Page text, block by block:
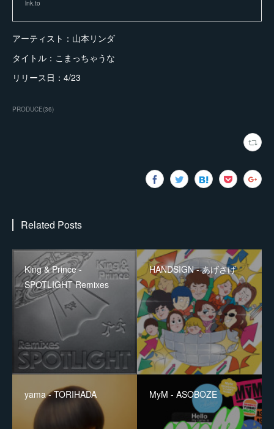
lnk.to
アーティスト：山本リンダ
タイトル：こまっちゃうな
リリース日：4/23
PRODUCE(36)
Related Posts
King & Prince -
SPOTLIGHT Remixes
HANDSIGN - あげさげ
yama - TORIHADA MyM - ASOBOZE